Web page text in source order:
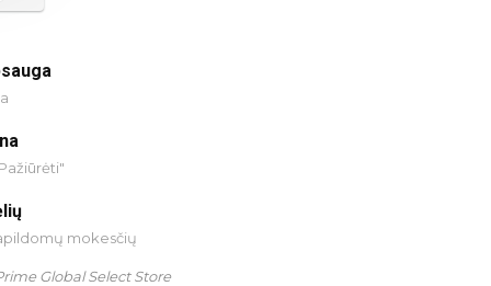
mokesčių
Global Select Store